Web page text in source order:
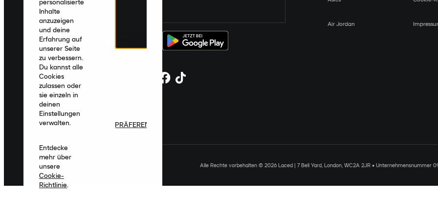
Air Jordan
Alle Rechte vorbehalten © 2026 Laced | 7 Bell Yard, London, WC2A 2JR • Unternehmensnummer
personalisierte
Inhalte
anzuzeigen
und deine
Erfahrung auf
unserer Seite
zu verbessern.
Du kannst alle
Cookies
zulassen oder
sie einzeln in
deinen
Einstellungen
verwalten.
Entdecke
mehr über
unsere
Cookie-
Richtlinie.
PRÄFERENZEN